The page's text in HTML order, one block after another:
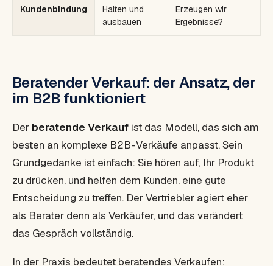
Kundenbindung
Halten und
ausbauen
Erzeugen wir
Ergebnisse?
Beratender Verkauf: der Ansatz, der
im B2B funktioniert
Der beratende Verkauf ist das Modell, das sich am
besten an komplexe B2B-Verkäufe anpasst. Sein
Grundgedanke ist einfach: Sie hören auf, Ihr Produkt
zu drücken, und helfen dem Kunden, eine gute
Entscheidung zu treffen. Der Vertriebler agiert eher
als Berater denn als Verkäufer, und das verändert
das Gespräch vollständig.
In der Praxis bedeutet beratendes Verkaufen: